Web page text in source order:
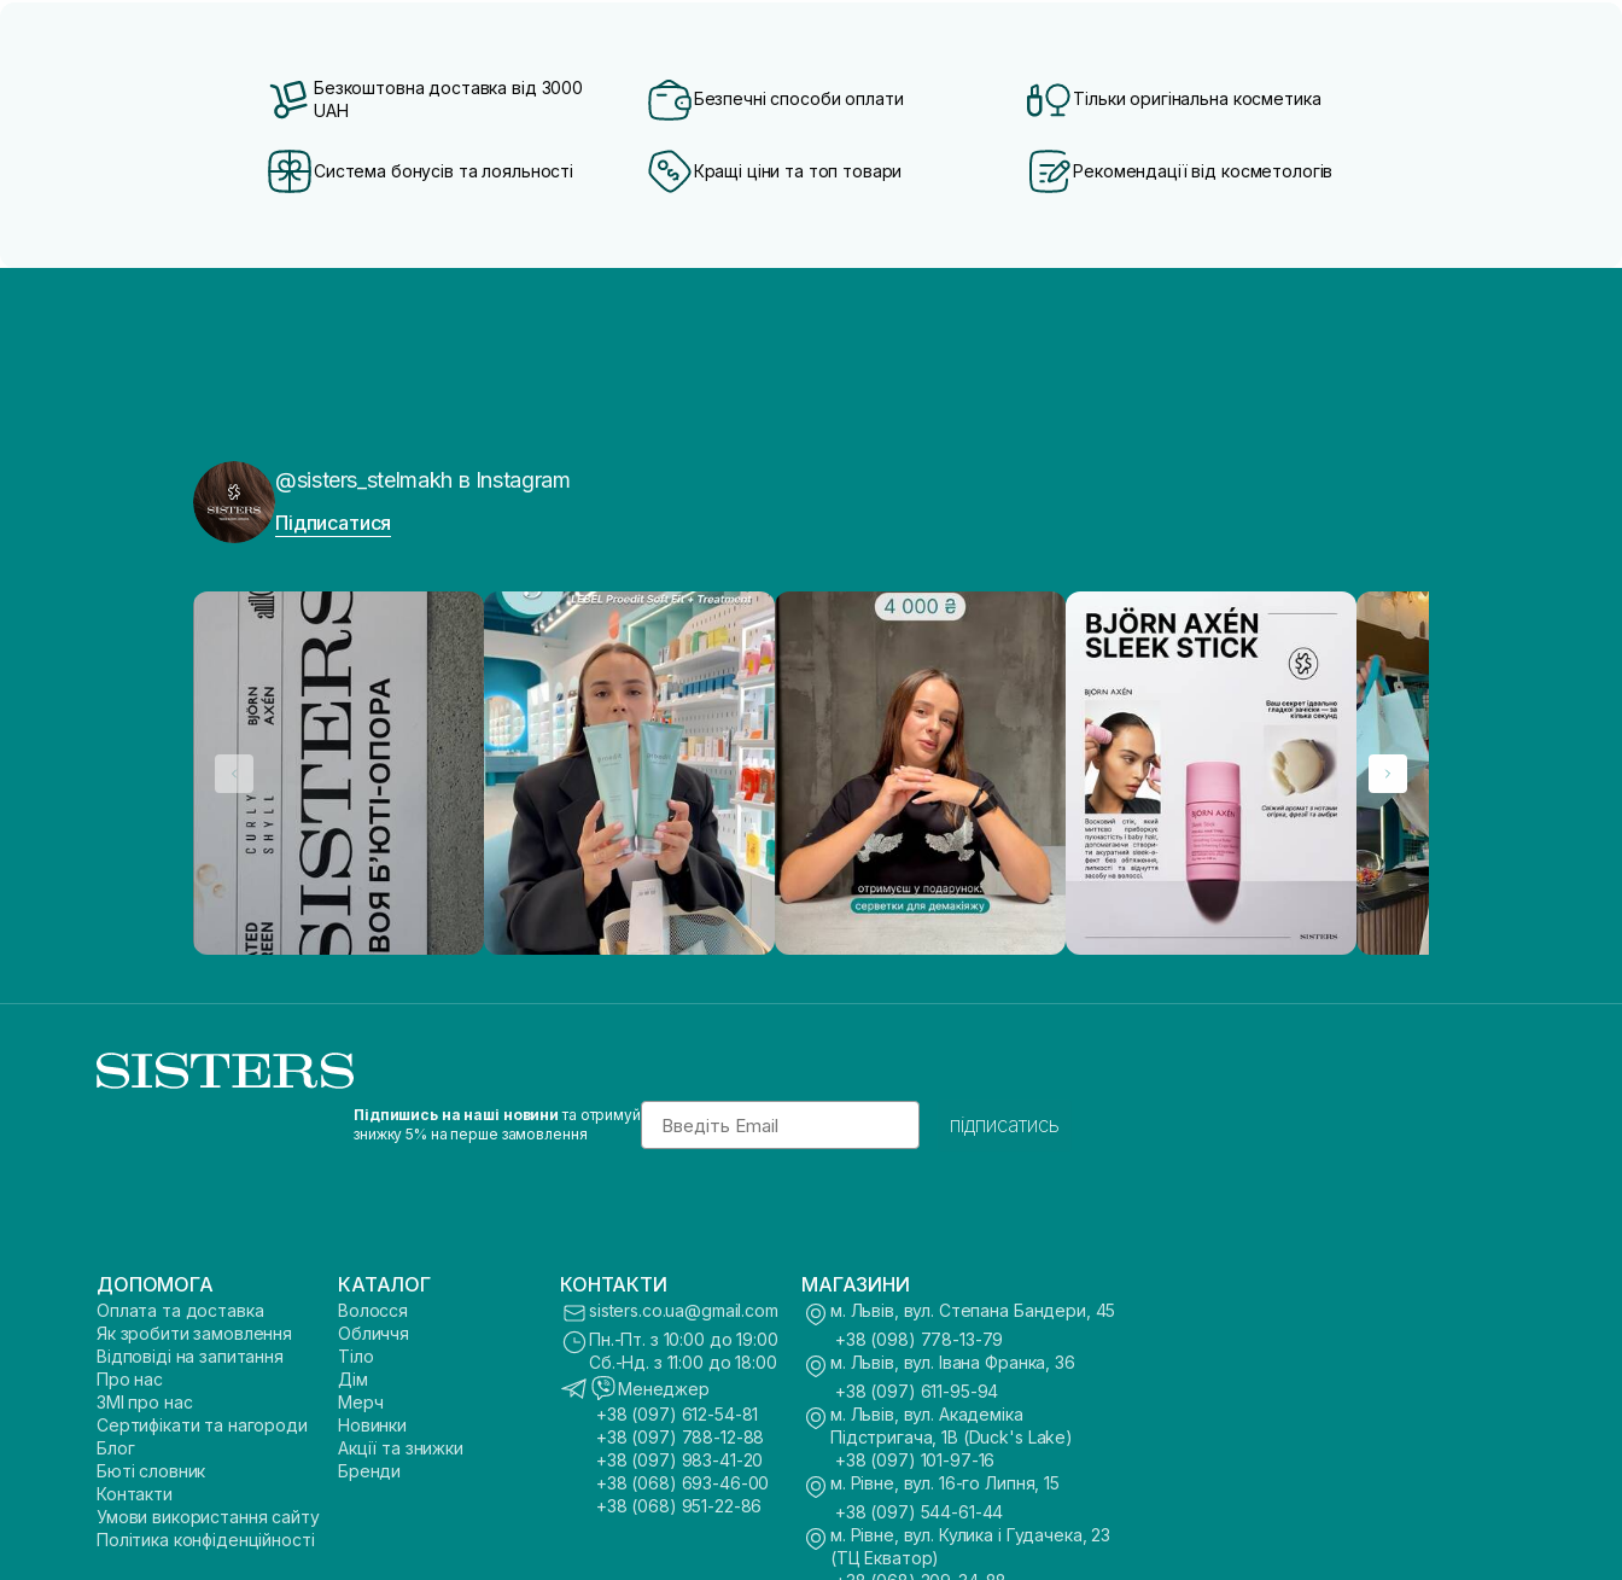
Безкоштовна доставка від 3000
UAH
Безпечні способи оплати Тільки оригінальна косметика
Система бонусів та лояльності Кращі ціни та топ товари Рекомендації від косметологів
@sisters_stelmakh в Instagram
Підписатися
Підпишись на наші новини та отримуй
знижку 5% на перше замовлення
Email
підписатись
ДОПОМОГА
Оплата та доставка
Як зробити замовлення
Відповіді на запитання
Про нас
ЗМІ про нас
Сертифікати та нагороди
Блог
Бюті словник
Контакти
Умови використання сайту
Політика конфіденційності
КАТАЛОГ
Волосся
Обличчя
Тіло
Дім
Мерч
Новинки
Акції та знижки
Бренди
КОНТАКТИ
sisters.co.ua@gmail.com
Пн.-Пт. з 10:00 до 19:00
Сб.-Нд. з 11:00 до 18:00
Менеджер
+38 (097) 612-54-81
+38 (097) 788-12-88
+38 (097) 983-41-20
+38 (068) 693-46-00
+38 (068) 951-22-86
МАГАЗИНИ
м. Львів, вул. Степана Бандери, 45
+38 (098) 778-13-79
м. Львів, вул. Івана Франка, 36
+38 (097) 611-95-94
м. Львів, вул. Академіка
Підстригача, 1В (Duck's Lake)
+38 (097) 101-97-16
м. Рівне, вул. 16-го Липня, 15
+38 (097) 544-61-44
м. Рівне, вул. Кулика і Гудачека, 23
(ТЦ Екватор)